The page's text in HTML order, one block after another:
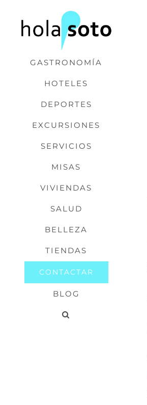
GASTRONOMÍA
HOTELES
DEPORTES
EXCURSIONES
SERVICIOS
MISAS
VIVIENDAS
SALUD
BELLEZA
TIENDAS
CONTACTAR
BLOG